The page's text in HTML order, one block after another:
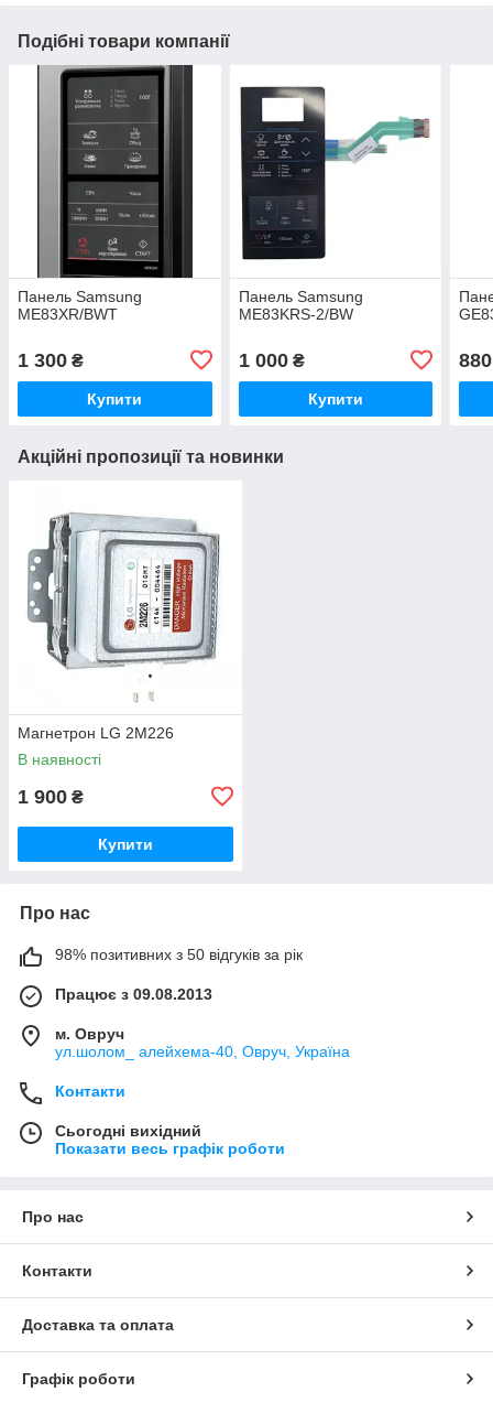
Подібні товари компанії
Панель Samsung
ME83XR/BWT
1 300 ₴
Купити
Панель Samsung
ME83KRS-2/BW
1 000₴
Купити
880
Акційні пропозиції та новинки
Магнетрон LG 2M226
В наявності
1 900 ₴
Купити
Про нас
98% позитивних з 50 відгуків за рік
Працює з 09.08.2013
м. Овруч
ул.шолом_ алейхема-40, Овруч, Україна
Контакти
Сьогодні вихідний
Показати весь графік роботи
Про нас
Контакти
Доставка та оплата
Графік роботи